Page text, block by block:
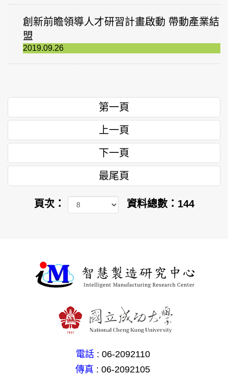
創新前瞻領導人才研習計畫啟動 帶動產業結
盟
2019.09.26
第一頁
上一頁
下一頁
最尾頁
頁次： 資料總數：144
電話 : 06-2092110
傳真 : 06-2092105